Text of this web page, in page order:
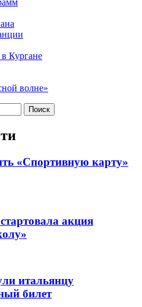
Кургане
волне»
«Спортивную карту»
акция
итальянцу
билет